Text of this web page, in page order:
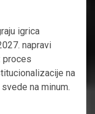
igrica
napravi
proces
na
na minum.